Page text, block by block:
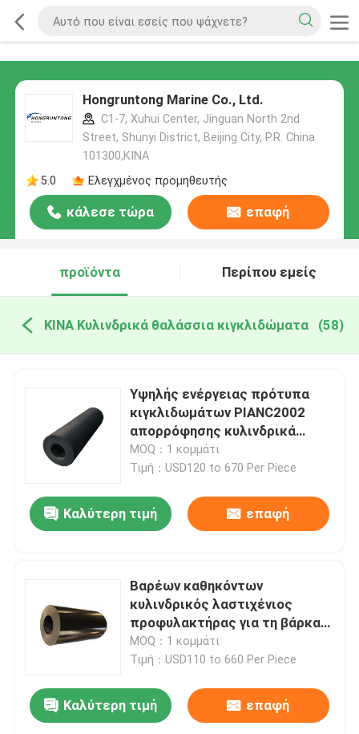
Hongruntong Marine Co., Ltd.
C1-7, Xuhui Center, Jinguan North 2nd
Street, Shunyi District, Beijing City, P.R. China
101300,ΚΙΝΑ
5.0
Ελεγχμένος προμηθευτής
κάλεσε τώρα επαφή
προϊόντα Περίπου εμείς
ΚΙΝΑ Κυλινδρικά θαλάσσια κιγκλιδώματα (58)
Υψηλής ενέργειας πρότυπα
κιγκλιδωμάτων PIANC2002
απορρόφησης κυλινδρικά
θαλάσσια
MOQ：1 κομμάτι
Τιμή：USD120 to 670 Per Piece
Καλύτερη τιμή επαφή
Βαρέων καθηκόντων
κυλινδρικός λαστιχένιος
προφυλακτήρας για τη βάρκα
PIANC2002 επικυρωμένη
MOQ：1 κομμάτι
Τιμή：USD110 to 660 Per Piece
Καλύτερη τιμή επαφή